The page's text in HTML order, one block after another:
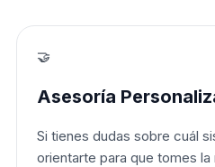
🤝
Asesoría
Si tienes dudas sobre cuál
orientarte para que tomes